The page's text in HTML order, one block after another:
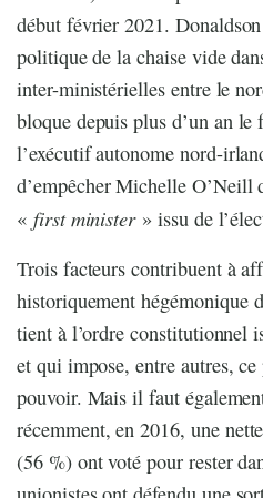
début février 2021.
politique de la chaise vide
inter-ministérielles entre le
bloque depuis plus d’un an le
l’exécutif autonome nord-
d’empêcher Michelle O’Neill
« first minister » issu de
Trois facteurs contribuent à
historiquement hégémonique
tient à l’ordre constitutionnel
et qui impose, entre autres,
pouvoir. Mais il faut
récemment, en 2016, une
(56 %) ont voté pour rester